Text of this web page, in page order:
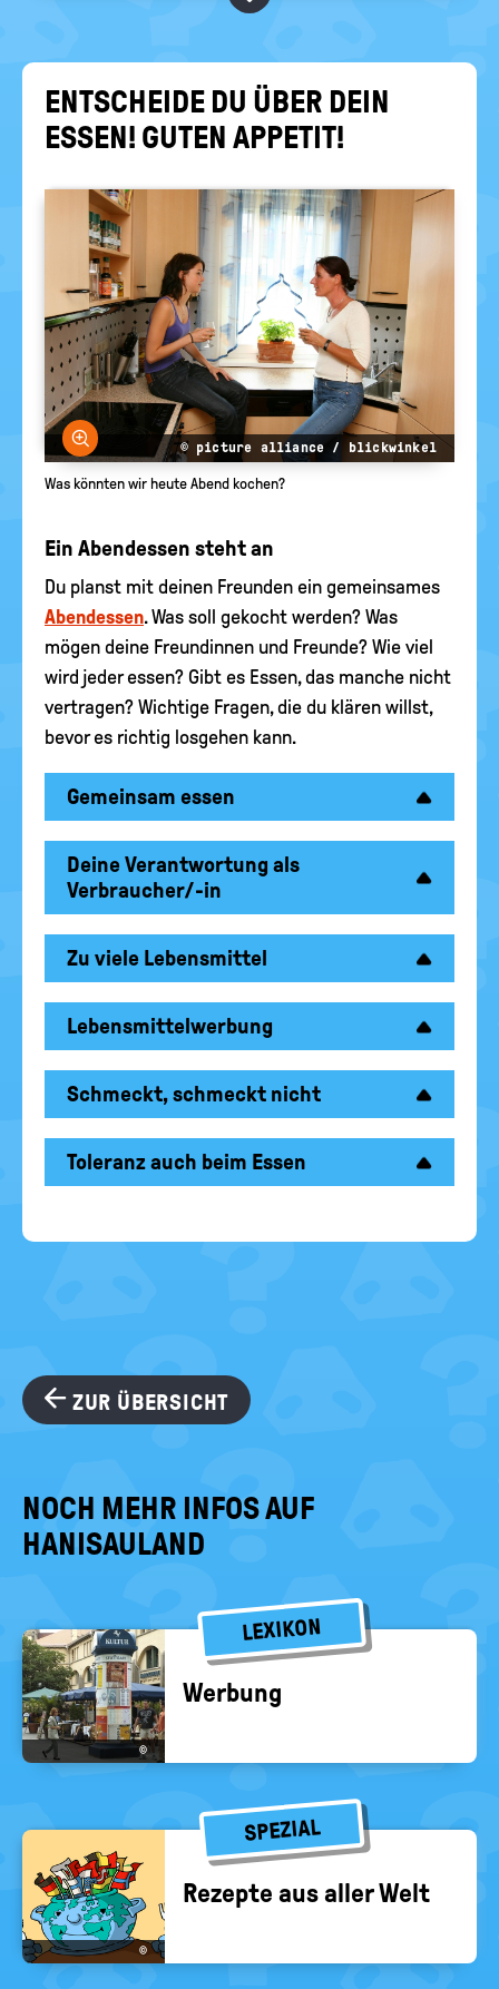
politische
ENT­SCHEI­DE DU ÜBER DEIN
ESSEN! GUTEN AP­PE­TIT!
Bild vergrößern
© picture alliance / blickwinkel
Was könnten wir heute Abend kochen?
Ein Abendessen steht an
Du planst mit deinen Freunden ein gemeinsames
Abendessen. Was soll gekocht werden? Was
mögen deine Freundinnen und Freunde? Wie viel
wird jeder essen? Gibt es Essen, das manche nicht
vertragen? Wichtige Fragen, die du klären willst,
bevor es richtig losgehen kann.
Gemeinsam essen
Deine Verantwortung als
Verbraucher/-in
Zu viele Lebensmittel
Lebensmittelwerbung
Schmeckt, schmeckt nicht
Toleranz auch beim Essen
ZUR ÜBERSICHT
NOCH MEHR INFOS AUF
HANISAULAND
LEXIKON
©
Wer­bung
SPEZIAL
©
Re­zep­te aus aller Welt